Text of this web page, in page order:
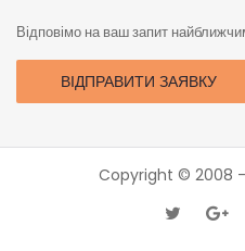
Відповімо на ваш запит
ВІДПРАВИТИ ЗАЯВКУ
Copyright © 2008